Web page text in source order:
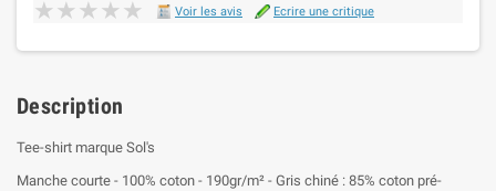
★★★★★
★★★★★ Voir les avis Ecrire une critique
Description
Tee-shirt marque Sol's
Manche courte - 100% coton - 190gr/m² - Gris chiné : 85% coton pré-